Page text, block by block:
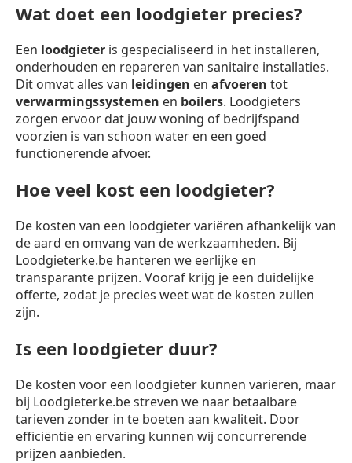
Wat doet een loodgieter precies?
Een loodgieter is gespecialiseerd in het installeren,
onderhouden en repareren van sanitaire installaties.
Dit omvat alles van leidingen en afvoeren tot
verwarmingssystemen en boilers. Loodgieters
zorgen ervoor dat jouw woning of bedrijfspand
voorzien is van schoon water en een goed
functionerende afvoer.
Hoe veel kost een loodgieter?
De kosten van een loodgieter variëren afhankelijk van
de aard en omvang van de werkzaamheden. Bij
Loodgieterke.be hanteren we eerlijke en
transparante prijzen. Vooraf krijg je een duidelijke
offerte, zodat je precies weet wat de kosten zullen
zijn.
Is een loodgieter duur?
De kosten voor een loodgieter kunnen variëren, maar
bij Loodgieterke.be streven we naar betaalbare
tarieven zonder in te boeten aan kwaliteit. Door
efficiëntie en ervaring kunnen wij concurrerende
prijzen aanbieden.